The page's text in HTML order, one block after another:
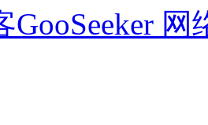
GooSeeker